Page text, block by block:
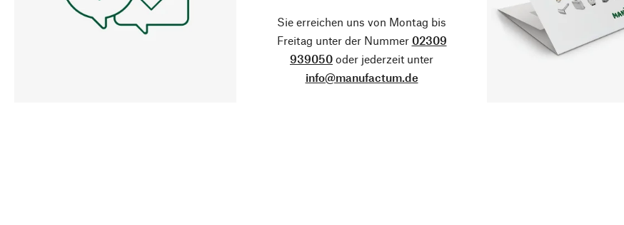
Sie erreichen uns von Montag bis
Freitag unter der Nummer 02309
939050 oder jederzeit unter
info@manufactum.de